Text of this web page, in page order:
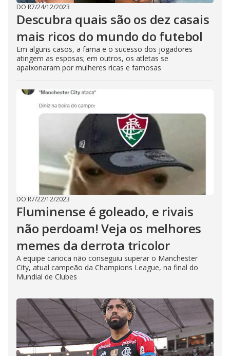
DO R7/24/12/2023
Descubra quais são os dez casais
mais ricos do mundo do futebol
Em alguns casos, a fama e o sucesso dos jogadores
atingem as esposas; em outros, os atletas se
apaixonaram por mulheres ricas e famosas
DO R7/22/12/2023
Fluminense é goleado, e rivais
não perdoam! Veja os melhores
memes da derrota tricolor
A equipe carioca não conseguiu superar o Manchester
City, atual campeão da Champions League, na final do
Mundial de Clubes